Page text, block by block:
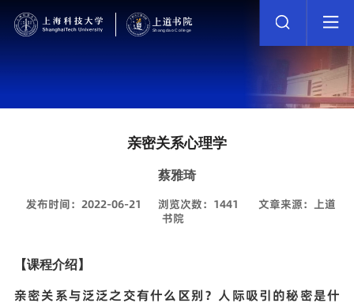
亲密关系心理学
蔡雅琦
发布时间：2022-06-21 浏览次数： 1441
文章来源：上道
书院
【课程介绍】
亲密关系与泛泛之交有什么区别？人际吸引的秘密是什